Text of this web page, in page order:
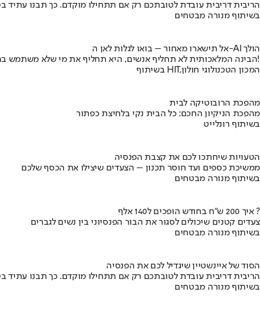
הריבית דריבית עובדת לטובתכם רק אם תתחילו מוקדם. כך תבנו עתיד
בשיתוף מנורה מבטחים
אל תישארו מאחור – בואו לגלות לאן ה-AI הולך
הבינה המלאכותית לא תחליף אנשים, היא תחליף את מי שלא משתמש בה!
בשיתוף HIT,המכון הטכנולוגי חולון
מהפכת הרובוטיקה לבית
מהפכת הניקיון החכם: כל הבית נקי בלחיצת כפתור
בשיתוף רונלייט
הטעויות שיחתכו לכם את קצבת הפנסיה
ממשיכת כספים ועד חוסר תכנון – הצעדים שיצילו את הכסף שלכם
בשיתוף מנורה מבטחים
איך 200 ש"ח בחודש הופכים ל140 אלף ?
צעדים קטנים שיכולים לסגור את הבור הפנסיוני בין נשים לגברים
בשיתוף מנורה מבטחים
הסוד של איינשטיין שיגדיל לכם את הפנסיה
הריבית דריבית עובדת לטובתכם רק אם תתחילו מוקדם. כך תבנו עתיד
בשיתוף מנורה מבטחים